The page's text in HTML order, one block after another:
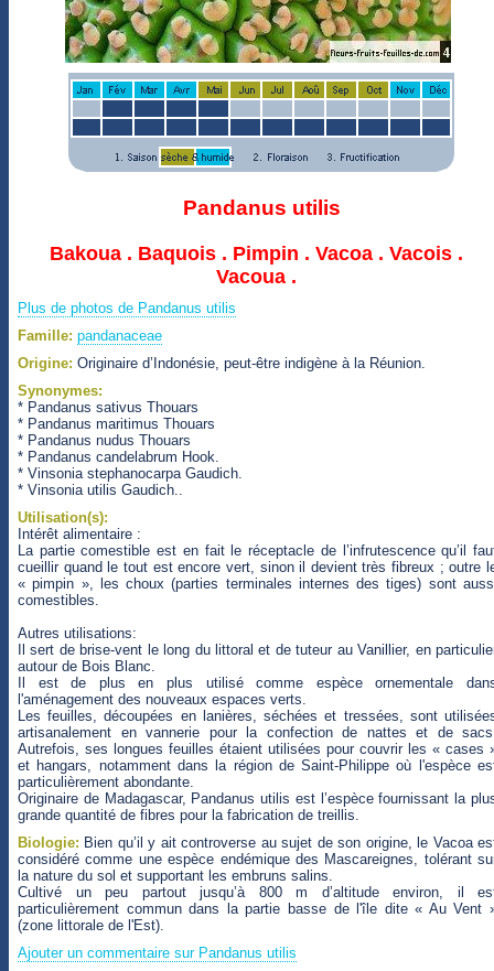
Pandanus utilis
Bakoua . Baquois . Pimpin . Vacoa . Vacois .
Vacoua .
Plus de photos de Pandanus utilis
Famille: pandanaceae
Origine: Originaire d’Indonésie, peut-être indigène à la Réunion.
Synonymes:
* Pandanus sativus Thouars
* Pandanus maritimus Thouars
* Pandanus nudus Thouars
* Pandanus candelabrum Hook.
* Vinsonia stephanocarpa Gaudich.
* Vinsonia utilis Gaudich..
Utilisation(s):
Intérêt alimentaire :
La partie comestible est en fait le réceptacle de l’infrutescence qu’il
cueillir quand le tout est encore vert, sinon il devient très fibreux ; outre
« pimpin », les choux (parties terminales internes des tiges) sont
comestibles.
Autres utilisations:
Il sert de brise-vent le long du littoral et de tuteur au Vanillier, en
autour de Bois Blanc.
Il est de plus en plus utilisé comme espèce ornementale
l'aménagement des nouveaux espaces verts.
Les feuilles, découpées en lanières, séchées et tressées, sont
artisanalement en vannerie pour la confection de nattes et de
Autrefois, ses longues feuilles étaient utilisées pour couvrir les « cases
et hangars, notamment dans la région de Saint-Philippe où l'espèce
particulièrement abondante.
Originaire de Madagascar, Pandanus utilis est l’espèce fournissant la
grande quantité de fibres pour la fabrication de treillis.
Biologie: Bien qu’il y ait controverse au sujet de son origine, le Vacoa
considéré comme une espèce endémique des Mascareignes, tolérant
la nature du sol et supportant les embruns salins.
Cultivé un peu partout jusqu’à 800 m d’altitude environ, il
particulièrement commun dans la partie basse de l'île dite « Au Vent
(zone littorale de l'Est).
Ajouter un commentaire sur Pandanus utilis